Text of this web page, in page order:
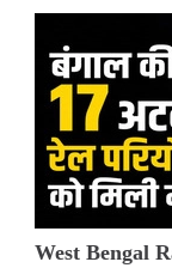
West Bengal